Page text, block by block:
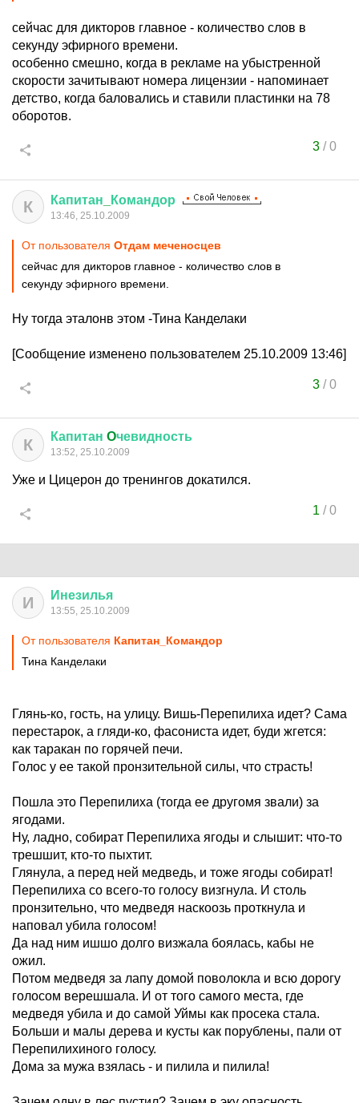
сейчас для дикторов главное - количество слов в
секунду эфирного времени.
особенно смешно, когда в рекламе на убыстренной
скорости зачитывают номера лицензии - напоминает
детство, когда баловались и ставили пластинки на 78
оборотов.
3/0
К Капитан Командор
13:46, 25.10.2009
От пользователя Отдам меченосцев
сейчас для дикторов главное - количество слов в
секунду эфирного времени.
Ну тогда эталонв этом -Тина Канделаки
[Сообщение изменено пользователем 25.10.2009 13:46]
3/0
К Капитан Oчевидность
13:52, 25.10.2009
Уже и Цицерон до тренингов докатился.
1 /0
И Инезилья
13:55, 25.10.2009
От пользователя Капитан_Командор
Тина Канделаки
Глянь-ко, гость, на улицу. Вишь-Перепилиха идет? Сама
перестарок, а гляди-ко, фасониста идет, буди жгется:
как таракан по горячей печи.
Голос у ее такой пронзительной силы, что страсть!
Пошла это Перепилиха (тогда ее другомя звали) за
ягодами.
Ну, ладно, собират Перепилиха ягоды и слышит: что-то
трешшит, кто-то пыхтит.
Глянула, а перед ней медведь, и тоже ягоды собират!
Перепилиха со всего-то голосу визгнула. И столь
пронзительно, что медведя наскоозь проткнула и
наповал убила голосом!
Да над ним ишшо долго визжала боялась, кабы не
ожил.
Потом медведя за лапу домой поволокла и всю дорогу
голосом верешшала. И от того самого места, где
медведя убила и до самой Уймы как просека стала.
Больши и малы дерева и кусты как порублены, пали от
Перепилихиного голосу.
Дома за мужа взялась - и пилила и пилила!